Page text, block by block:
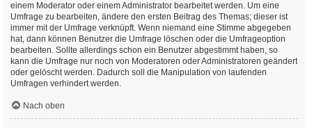
einem Moderator oder einem Administrator bearbeitet werden. Um eine
Umfrage zu bearbeiten, ändere den ersten Beitrag des Themas; dieser ist
immer mit der Umfrage verknüpft. Wenn niemand eine Stimme abgegeben
hat, dann können Benutzer die Umfrage löschen oder die Umfrageoption
bearbeiten. Sollte allerdings schon ein Benutzer abgestimmt haben, so
kann die Umfrage nur noch von Moderatoren oder Administratoren geändert
oder gelöscht werden. Dadurch soll die Manipulation von laufenden
Umfragen verhindert werden.
Nach oben